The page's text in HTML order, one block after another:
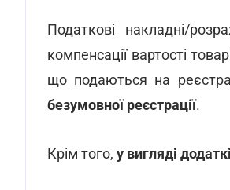
Податкові накладні/
компенсації вартості
що подаються на
безумовної реєстрації.
Крім того, у вигляді